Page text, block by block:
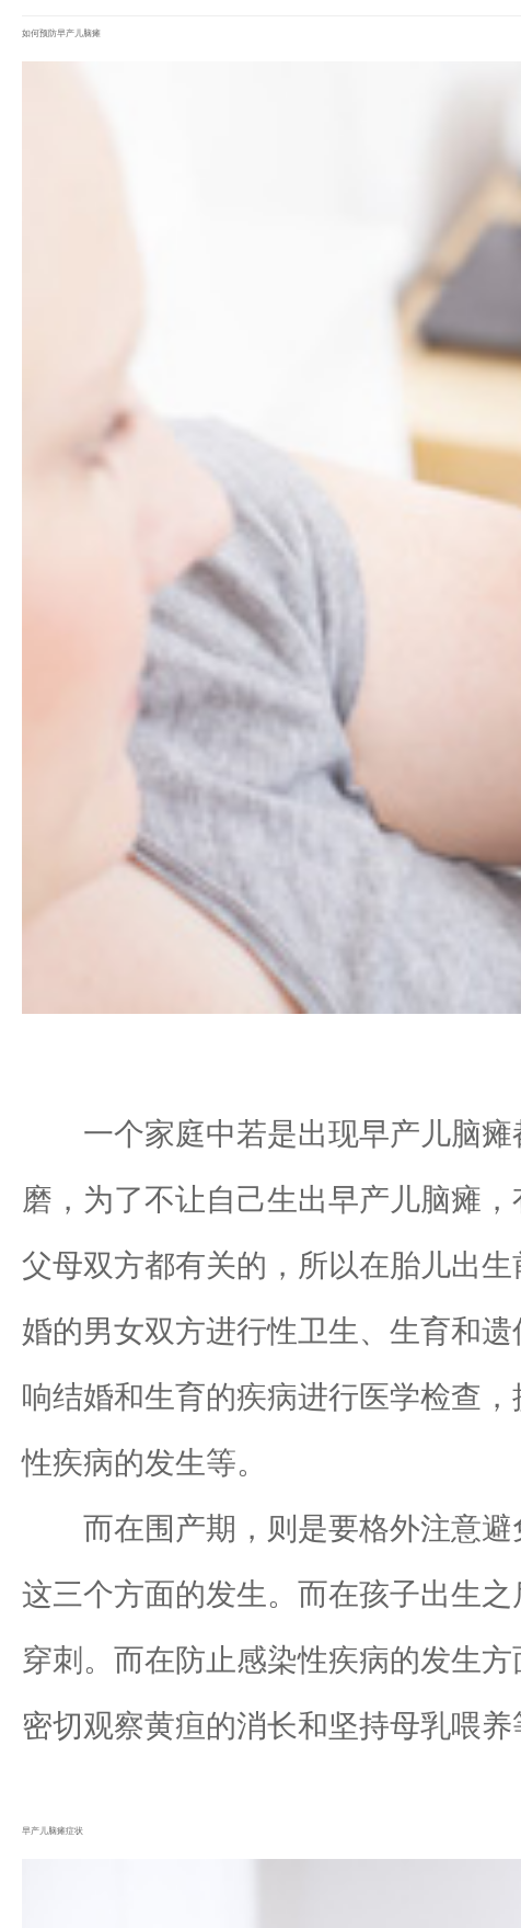
如何预防早产儿脑瘫
一个家庭中若是出现早产儿脑
磨，为了不让自己生出早产儿脑瘫
父母双方都有关的，所以在胎儿出
婚的男女双方进行性卫生、生育和
响结婚和生育的疾病进行医学检查
性疾病的发生等。
而在围产期，则是要格外注意
这三个方面的发生。而在孩子出生
穿刺。而在防止感染性疾病的发生
密切观察黄疸的消长和坚持母乳喂
早产儿脑瘫症状